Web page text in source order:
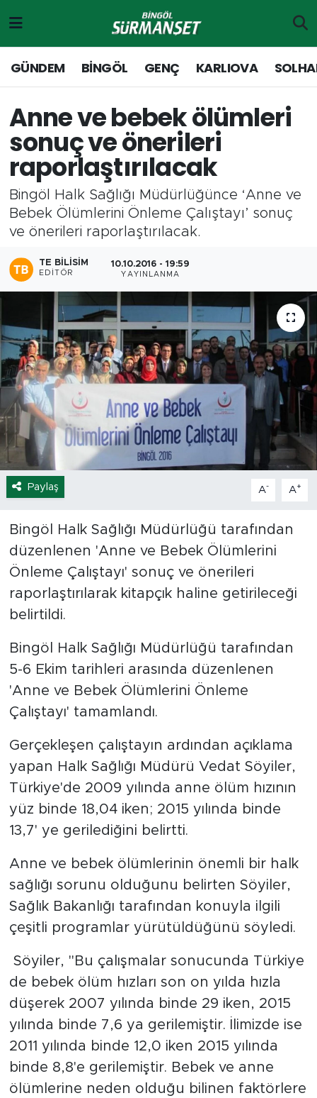
GÜNDEM BİNGÖL GENÇ KARLIOVA
Anne ve bebek ölümleri
sonuç ve önerileri
raporlaştırılacak
Bingöl Halk Sağlığı Müdürlüğünce ‘Anne ve
Bebek Ölümlerini Önleme Çalıştayı’ sonuç
ve önerileri raporlaştırılacak.
TE BILISIM
EDITÖR
10.10.2016 - 19:59
YAYINLANMA
Paylaş A- A+
Bingöl Halk Sağlığı Müdürlüğü tarafından
düzenlenen 'Anne ve Bebek Ölümlerini
Önleme Çalıştayı' sonuç ve önerileri
raporlaştırılarak kitapçık haline getirileceği
belirtildi.
Bingöl Halk Sağlığı Müdürlüğü tarafından
5-6 Ekim tarihleri arasında düzenlenen
'Anne ve Bebek Ölümlerini Önleme
Çalıştayı' tamamlandı.
Gerçekleşen çalıştayın ardından açıklama
yapan Halk Sağlığı Müdürü Vedat Söyiler,
Türkiye'de 2009 yılında anne ölüm hızının
yüz binde 18,04 iken; 2015 yılında binde
13,7' ye gerilediğini belirtti.
Anne ve bebek ölümlerinin önemli bir halk
sağlığı sorunu olduğunu belirten Söyiler,
Sağlık Bakanlığı tarafından konuyla ilgili
çeşitli programlar yürütüldüğünü söyledi.
Söyiler, "Bu çalışmalar sonucunda Türkiye
de bebek ölüm hızları son on yılda hızla
düşerek 2007 yılında binde 29 iken, 2015
yılında binde 7,6 ya gerilemiştir. İlimizde ise
2011 yılında binde 12,0 iken 2015 yılında
binde 8,8'e gerilemiştir. Bebek ve anne
ölümlerine neden olduğu bilinen faktörlere
Genç
Solhan
Karlıova
Adaklı-Kiğı
Yayladere-Yedisu
MD Prestij Dergisi
Siyaset
Spor
Yaşam
Sağlık
Eğitim
Ekonomi
Hava Durumu
Bingöl Kaza Haberleri
Merkez Hava Durumu
Merkez Trafik Yoğunluk Haritası
Süper Lig Puan Durumu ve Fikstür
Tüm Manşetler
Son Dakika Haberleri
Haber Arşivi